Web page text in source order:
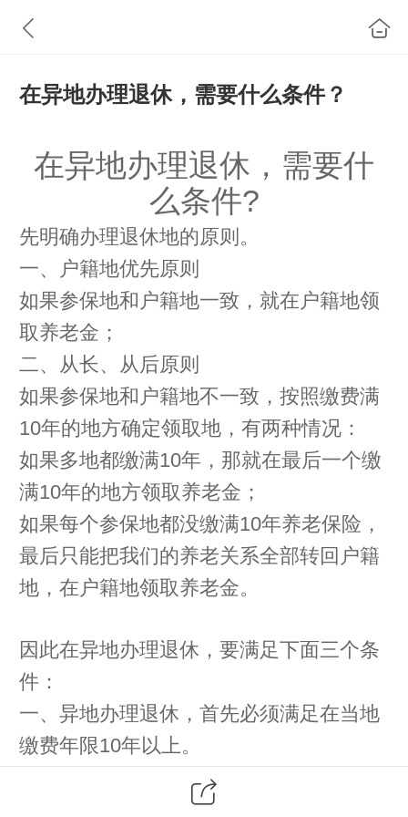
在异地办理退休，需要什么条件？
在异地办理退休 ， 需要什
么条件?
先明确办理退休地的原则 。
一、户籍地优先原则
如果参保地和户籍地一致，就在户籍地领
取养老金；
二、从长、从后原则
如果参保地和户籍地不一致，按照缴费满
10年的地方确定领取地，有两种情况：
如果多地都缴满10年，那就在最后一个缴
满10年的地方领取养老金；
如果每个参保地都没缴满10年养老保险，
最后只能把我们的养老关系全部转回户籍
地，在户籍地领取养老金。
因此在异地办理退休 ，要满足下面三个条
件 ：
一、 异地办理退休，首先必须满足在当地
缴费年限10年以上。
因为在异地缴费已经超过
一条来说，符合异地退休的规定。